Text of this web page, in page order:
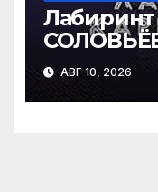
Лабиринт
2026 года
АВГ 10, 2026